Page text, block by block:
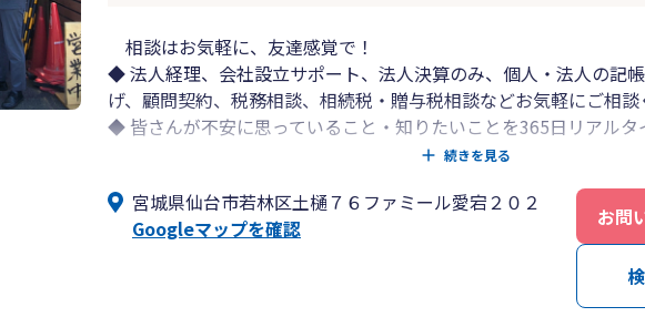
相談はお気軽に、友達感覚で！
◆ 法人経理、会社設立サポート、法人決算のみ、個人・法人の記
げ、顧問契約、税務相談、相続税・贈与税相談などお気軽にご相談
◆ 皆さんが不安に思っていること・知りたいことを365日リアルタ
が、当事務所では、若い代表税理士の佐沼本人が、いつでも気軽に
体制を整えています。
まずは、「お問い合わせ」ボタンをクリック、又は当事務所ホー
続きを見る
宮城県仙台市若林区土樋７６ファミール愛宕２０２
Googleマップを確認
お問